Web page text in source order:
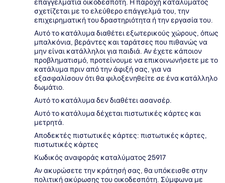
επαγγελματία οικοδεσπότη. Η παροχή καταλύματος
σχετίζεται με το ελεύθερο επάγγελμά του, την
επιχειρηματική του δραστηριότητα ή την εργασία του.
Αυτό το κατάλυμα διαθέτει εξωτερικούς χώρους, όπως
μπαλκόνια, βεράντες και ταράτσες που πιθανώς να
μην είναι κατάλληλοι για παιδιά. Αν έχετε κάποιον
προβληματισμό, προτείνουμε να επικοινωνήσετε με το
κατάλυμα πριν από την άφιξή σας, για να
εξασφαλίσουν ότι θα φιλοξενηθείτε σε ένα κατάλληλο
δωμάτιο.
Αυτό το κατάλυμα δεν διαθέτει ασανσέρ.
Αυτό το κατάλυμα δέχεται πιστωτικές κάρτες και
μετρητά.
Αποδεκτές πιστωτικές κάρτες: πιστωτικές κάρτες,
πιστωτικές κάρτες
Κωδικός αναφοράς καταλύματος 25917
Αν ακυρώσετε την κράτησή σας, θα υπόκεισθε στην
πολιτική ακύρωσης του οικοδεσπότη. Σύμφωνα με